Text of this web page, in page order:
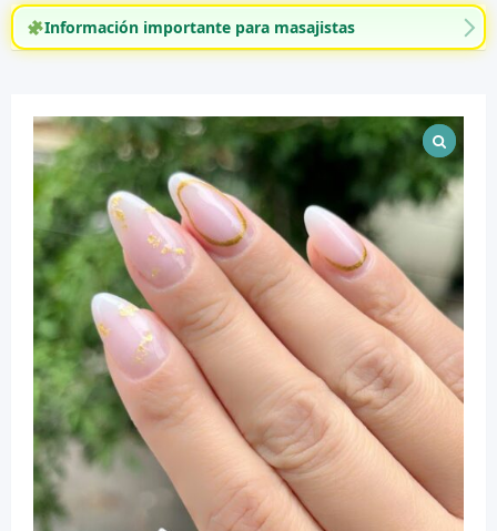
Información importante para masajistas